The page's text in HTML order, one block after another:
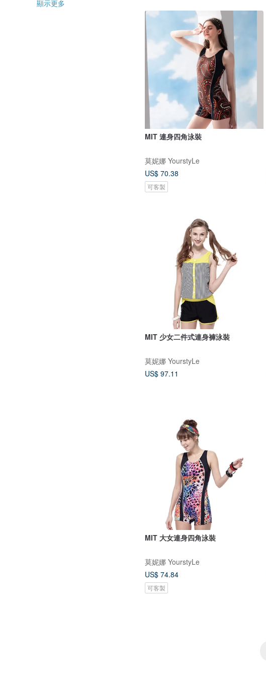
顯示更多
MIT 連身四角泳裝
莫妮娜 YourstyLe
US$ 70.38
可客製
MIT 少女二件式連身褲泳裝
莫妮娜 YourstyLe
US$ 97.11
MIT 大女連身四角泳裝
莫妮娜 YourstyLe
US$ 74.84
可客製